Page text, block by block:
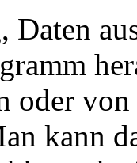
Daten
oder
kann